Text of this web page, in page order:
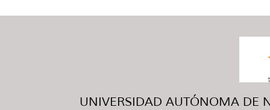
UNIVERSIDAD AUTÓNOMA DE